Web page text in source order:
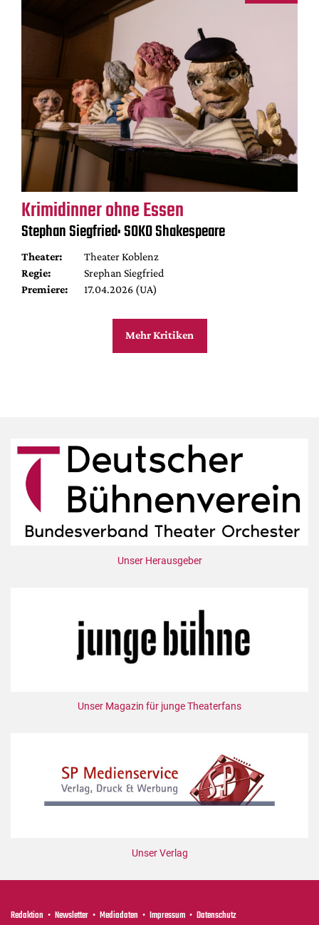
Krimidinner ohne Essen
Stephan Siegfried: SOKO Shakespeare
Theater:
Theater Koblenz
Regie:
Srephan Siegfried
Premiere:
17.04.2026 (UA)
Mehr Kritiken
Unser Herausgeber
Unser Magazin für junge Theaterfans
Unser Verlag
Redaktion Newsletter Mediadaten Impressum Datenschutz